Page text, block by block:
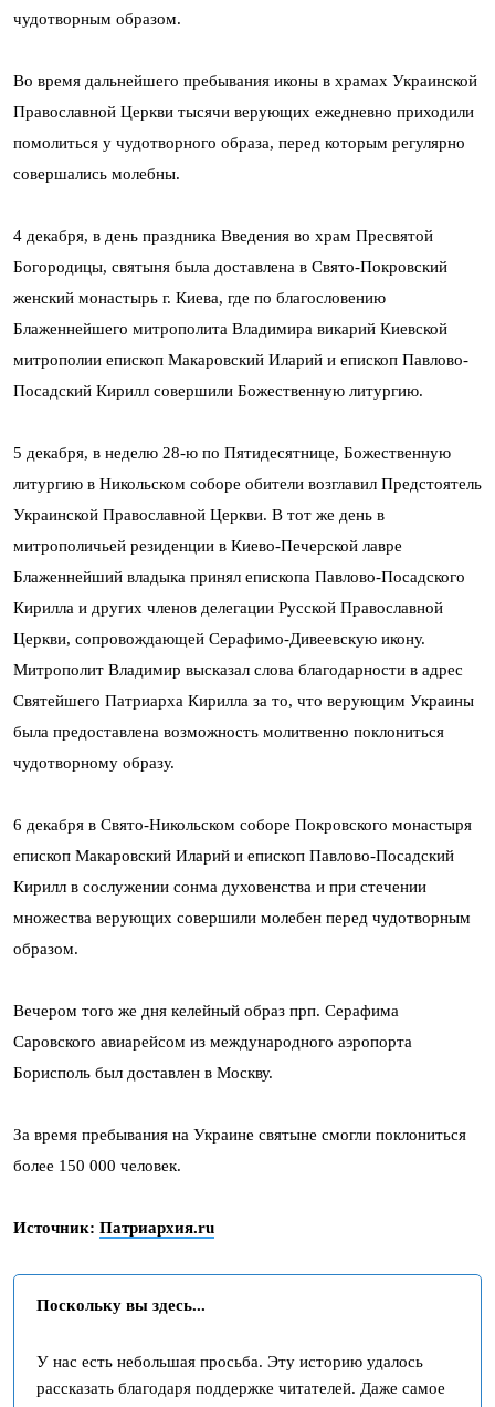
чудотворным образом.
Во время дальнейшего пребывания иконы в храмах Украинской
Православной Церкви тысячи верующих ежедневно приходили
помолиться у чудотворного образа, перед которым регулярно
совершались молебны.
4 декабря, в день праздника Введения во храм Пресвятой
Богородицы, святыня была доставлена в Свято-Покровский
женский монастырь г. Киева, где по благословению
Блаженнейшего митрополита Владимира викарий Киевской
митрополии епископ Макаровский Иларий и епископ Павлово-
Посадский Кирилл совершили Божественную литургию.
5 декабря, в неделю 28-ю по Пятидесятнице, Божественную
литургию в Никольском соборе обители возглавил Предстоятель
Украинской Православной Церкви. В тот же день в
митрополичьей резиденции в Киево-Печерской лавре
Блаженнейший владыка принял епископа Павлово-Посадского
Кирилла и других членов делегации Русской Православной
Церкви, сопровождающей Серафимо-Дивеевскую икону.
Митрополит Владимир высказал слова благодарности в адрес
Святейшего Патриарха Кирилла за то, что верующим Украины
была предоставлена возможность молитвенно поклониться
чудотворному образу.
6 декабря в Свято-Никольском соборе Покровского монастыря
епископ Макаровский Иларий и епископ Павлово-Посадский
Кирилл в сослужении сонма духовенства и при стечении
множества верующих совершили молебен перед чудотворным
образом.
Вечером того же дня келейный образ прп. Серафима
Саровского авиарейсом из международного аэропорта
Борисполь был доставлен в Москву.
За время пребывания на Украине святыне смогли поклониться
более 150 000 человек.
Источник: Патриархия.ru
Поскольку вы здесь...
У нас есть небольшая просьба. Эту историю удалось
рассказать благодаря поддержке читателей. Даже самое